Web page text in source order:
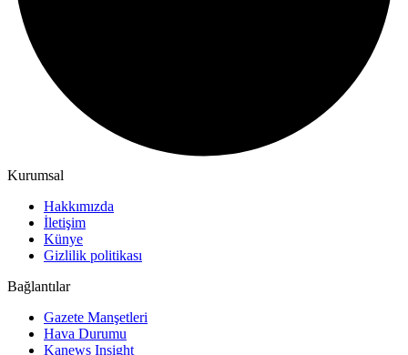
Kurumsal
Hakkımızda
İletişim
Künye
Gizlilik politikası
Bağlantılar
Gazete Manşetleri
Hava Durumu
Kanews Insight